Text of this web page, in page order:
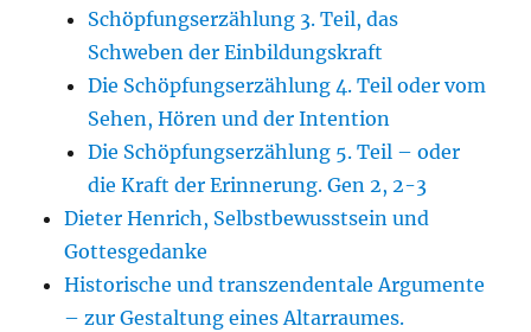
Schöpfungserzählung 3. Teil, das
Schweben der Einbildungskraft
Die Schöpfungserzählung 4. Teil oder vom
Sehen, Hören und der Intention
Die Schöpfungserzählung 5. Teil – oder
die Kraft der Erinnerung. Gen 2, 2-3
Dieter Henrich, Selbstbewusstsein und
Gottesgedanke
Historische und transzendentale Argumente
– zur Gestaltung eines Altarraumes.